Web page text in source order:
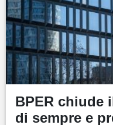
BPER chiude
di sempre e